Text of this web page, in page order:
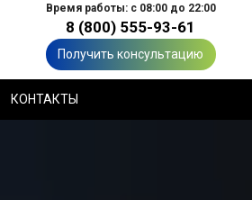
Время работы: с 08:00 до 22:00
8 (800) 555-93-61
Получить консультацию
КОНТАКТЫ